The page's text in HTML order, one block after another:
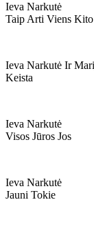
Ieva Narkutė
Taip Arti Viens Kito
Ieva Narkutė Ir
Keista
Ieva Narkutė
Visos Jūros Jos
Ieva Narkutė
Jauni Tokie